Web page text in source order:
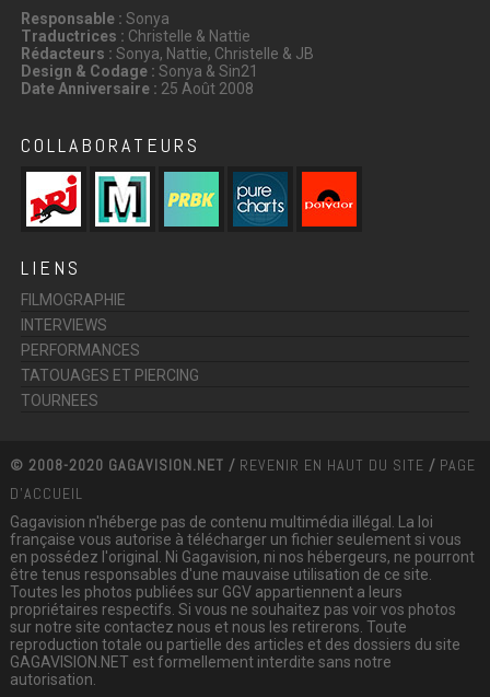
Responsable : Sonya
Traductrices : Christelle & Nattie
Rédacteurs : Sonya, Nattie, Christelle & JB
Design & Codage : Sonya & Sin21
Date Anniversaire : 25 Août 2008
COLLABORATEURS
LIENS
FILMOGRAPHIE
INTERVIEWS
PERFORMANCES
TATOUAGES ET PIERCING
TOURNEES
© 2008-2020 GAGAVISION.NET / REVENIR EN HAUT DU SITE / PAGE
D'ACCUEIL
Gagavision n'héberge pas de contenu multimédia illégal. La loi
française vous autorise à télécharger un fichier seulement si vous
en possédez l'original. Ni Gagavision, ni nos hébergeurs, ne pourront
être tenus responsables d'une mauvaise utilisation de ce site.
Toutes les photos publiées sur GGV appartiennent a leurs
propriétaires respectifs. Si vous ne souhaitez pas voir vos photos
sur notre site contactez nous et nous les retirerons. Toute
reproduction totale ou partielle des articles et des dossiers du site
GAGAVISION.NET est formellement interdite sans notre
autorisation.